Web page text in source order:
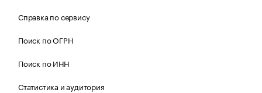
Справка по сервису
Поиск по ОГРН
Поиск по ИНН
Статистика и аудитория